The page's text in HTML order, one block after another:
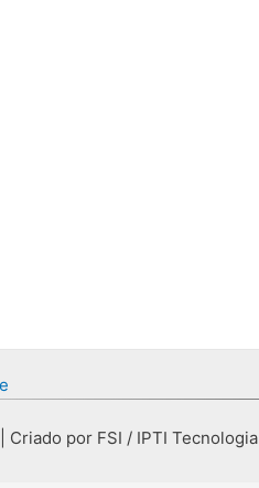
por FSI / IPTI Tecnologia